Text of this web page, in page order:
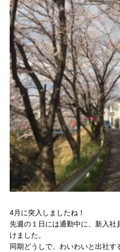
4月に突入しましたね！
先週の１日には通勤中に、新入
けました。
同期どうしで、わいわいと出社す